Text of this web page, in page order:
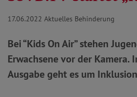
17.06.2022 Aktuelles Behinderung
Bei “Kids On Air” stehen
Erwachsene vor der Kamera.
Ausgabe geht es um